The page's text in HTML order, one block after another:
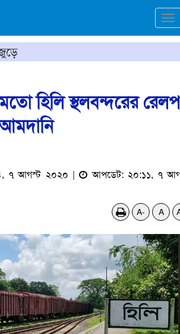
হিলি স্থলবন্দরের
৭ আগস্ট ২০২০ |
আপডেট: ২০:১১, ৭
A- A